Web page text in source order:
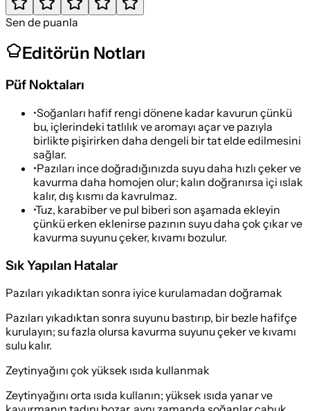
Sen de puanla
Editörün Notları
Püf Noktaları
•Soğanları hafif rengi dönene kadar kavurun çünkü
bu, içlerindeki tatlılık ve aromayı açar ve pazıyla
birlikte pişirirken daha dengeli bir tat elde edilmesini
sağlar.
•Pazıları ince doğradığınızda suyu daha hızlı çeker ve
kavurma daha homojen olur; kalın doğranırsa içi ıslak
kalır, dış kısmı da kavrulmaz.
•Tuz, karabiber ve pul biberi son aşamada ekleyin
çünkü erken eklenirse pazının suyu daha çok çıkar ve
kavurma suyunu çeker, kıvamı bozulur.
Sık Yapılan Hatalar
Pazıları yıkadıktan sonra iyice kurulamadan doğramak
Pazıları yıkadıktan sonra suyunu bastırıp, bir bezle hafifçe
kurulayın; su fazla olursa kavurma suyunu çeker ve kıvamı
sulu kalır.
Zeytinyağını çok yüksek ısıda kullanmak
Zeytinyağını orta ısıda kullanın; yüksek ısıda yanar ve